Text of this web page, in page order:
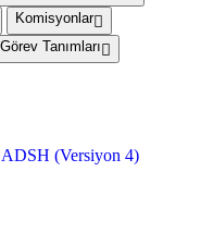
Komisyonlar
Görev Tanımları
ADSH (Versiyon 4)